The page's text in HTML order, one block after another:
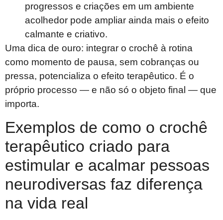
progressos e criações em um ambiente
acolhedor pode ampliar ainda mais o efeito
calmante e criativo.
Uma dica de ouro: integrar o crochê à rotina
como momento de pausa, sem cobranças ou
pressa, potencializa o efeito terapêutico. É o
próprio processo — e não só o objeto final — que
importa.
Exemplos de como o crochê
terapêutico criado para
estimular e acalmar pessoas
neurodiversas faz diferença
na vida real